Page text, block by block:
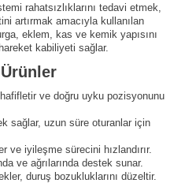
rahatsızlıklarını tedavi etmek,
artırmak amacıyla kullanılan
eklem, kas ve kemik yapısını
kabiliyeti sağlar.
hafifletir ve doğru uyku pozisyonunu
sağlar, uzun süre oturanlar için
ve iyileşme sürecini hızlandırır.
ve ağrılarında destek sunar.
duruş bozukluklarını düzeltir.